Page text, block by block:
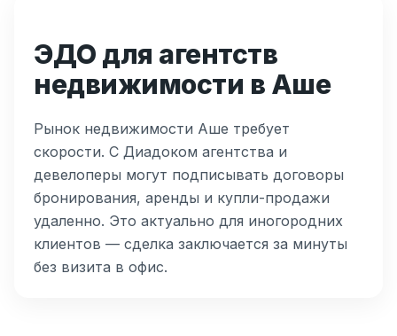
ЭДО для агентств
недвижимости в Аше
Рынок недвижимости Аше требует
скорости. С Диадоком агентства и
девелоперы могут подписывать договоры
бронирования, аренды и купли-продажи
удаленно. Это актуально для иногородних
клиентов — сделка заключается за минуты
без визита в офис.